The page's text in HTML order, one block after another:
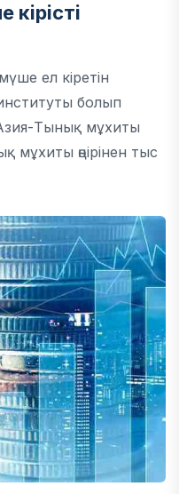
кірісті
ел кіретін
болып
Тынық мұхиты
мұхиты өңірінен тыс